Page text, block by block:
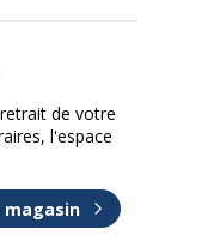
de votre
l'espace
magasin